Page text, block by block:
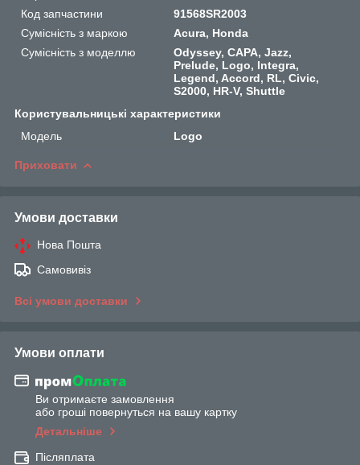
Код запчастини
91568SR2003
Сумісність з маркою
Acura, Honda
Сумісність з моделлю
Odyssey, CAPA, Jazz,
Prelude, Logo, Integra,
Legend, Accord, RL, Civic,
S2000, HR-V, Shuttle
Користувальницькі характеристики
Мoдель
Logo
Приховати
Умови доставки
Нова Пошта
Самовивіз
Всі умови доставки
Умови оплати
Ви отримаєте замовлення
або гроші повернуться на вашу картку
Детальніше
Післяплата